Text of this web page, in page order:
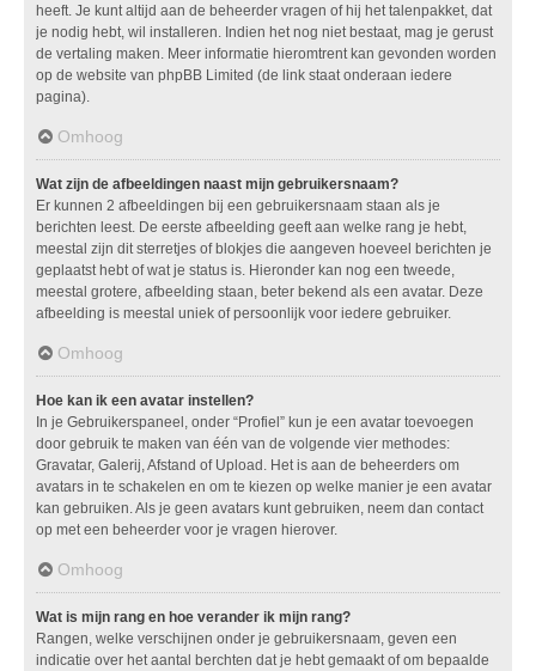
heeft. Je kunt altijd aan de beheerder vragen of hij het talenpakket, dat
je nodig hebt, wil installeren. Indien het nog niet bestaat, mag je gerust
de vertaling maken. Meer informatie hieromtrent kan gevonden worden
op de website van phpBB Limited (de link staat onderaan iedere
pagina).
Omhoog
Wat zijn de afbeeldingen naast mijn gebruikersnaam?
Er kunnen 2 afbeeldingen bij een gebruikersnaam staan als je
berichten leest. De eerste afbeelding geeft aan welke rang je hebt,
meestal zijn dit sterretjes of blokjes die aangeven hoeveel berichten je
geplaatst hebt of wat je status is. Hieronder kan nog een tweede,
meestal grotere, afbeelding staan, beter bekend als een avatar. Deze
afbeelding is meestal uniek of persoonlijk voor iedere gebruiker.
Omhoog
Hoe kan ik een avatar instellen?
In je Gebruikerspaneel, onder “Profiel” kun je een avatar toevoegen
door gebruik te maken van één van de volgende vier methodes:
Gravatar, Galerij, Afstand of Upload. Het is aan de beheerders om
avatars in te schakelen en om te kiezen op welke manier je een avatar
kan gebruiken. Als je geen avatars kunt gebruiken, neem dan contact
op met een beheerder voor je vragen hierover.
Omhoog
Wat is mijn rang en hoe verander ik mijn rang?
Rangen, welke verschijnen onder je gebruikersnaam, geven een
indicatie over het aantal berchten dat je hebt gemaakt of om bepaalde